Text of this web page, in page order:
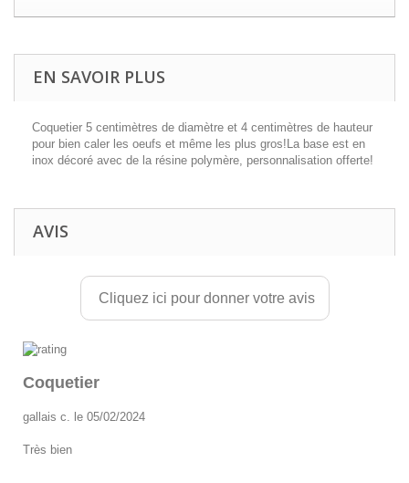
EN SAVOIR PLUS
Coquetier 5 centimètres de diamètre et 4 centimètres de hauteur
pour bien caler les oeufs et même les plus gros!La base est en
inox décoré avec de la résine polymère, personnalisation offerte!
AVIS
Cliquez ici pour donner votre avis
Coquetier
gallais c. le 05/02/2024
Très bien